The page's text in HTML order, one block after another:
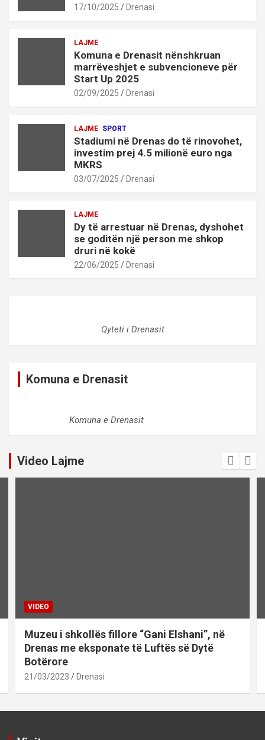
17/10/2025 Drenasi
LAJME
Komuna e Drenasit nënshkruan
marrëveshjet e subvencioneve për
Start Up 2025
02/09/2025 Drenasi
LAJME SPORT
Stadiumi në Drenas do të rinovohet,
investim prej 4.5 milionë euro nga
MKRS
03/07/2025 Drenasi
LAJME
Dy të arrestuar në Drenas, dyshohet
se goditën një person me shkop
druri në kokë
22/06/2025 Drenasi
Qyteti i Drenasit
Komuna e Drenasit
Komuna e Drenasit
Video Lajme
VIDEO
Muzeu i shkollës fillore “Gani Elshani”, në
Drenas me eksponate të Luftës së Dytë
Botërore
21/03/2023 Drenasi